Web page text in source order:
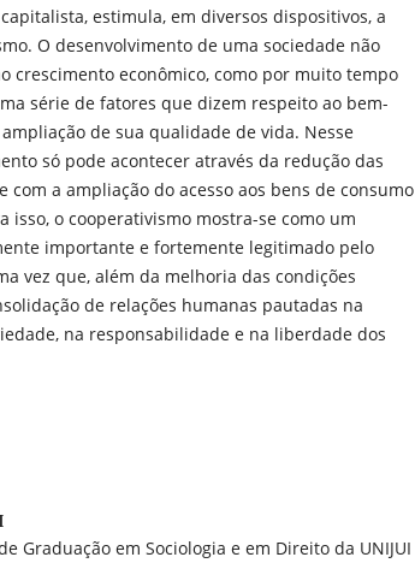
estimula, em diversos dispositivos, a
O desenvolvimento de uma sociedade não
crescimento econômico, como por muito tempo
série de fatores que dizem respeito ao bem-
de sua qualidade de vida. Nesse
só pode acontecer através da redução das
com a ampliação do acesso aos bens de consumo
isso, o cooperativismo mostra-se como um
importante e fortemente legitimado pelo
vez que, além da melhoria das condições
de relações humanas pautadas na
na responsabilidade e na liberdade dos
Graduação em Sociologia e em Direito da UNIJUI